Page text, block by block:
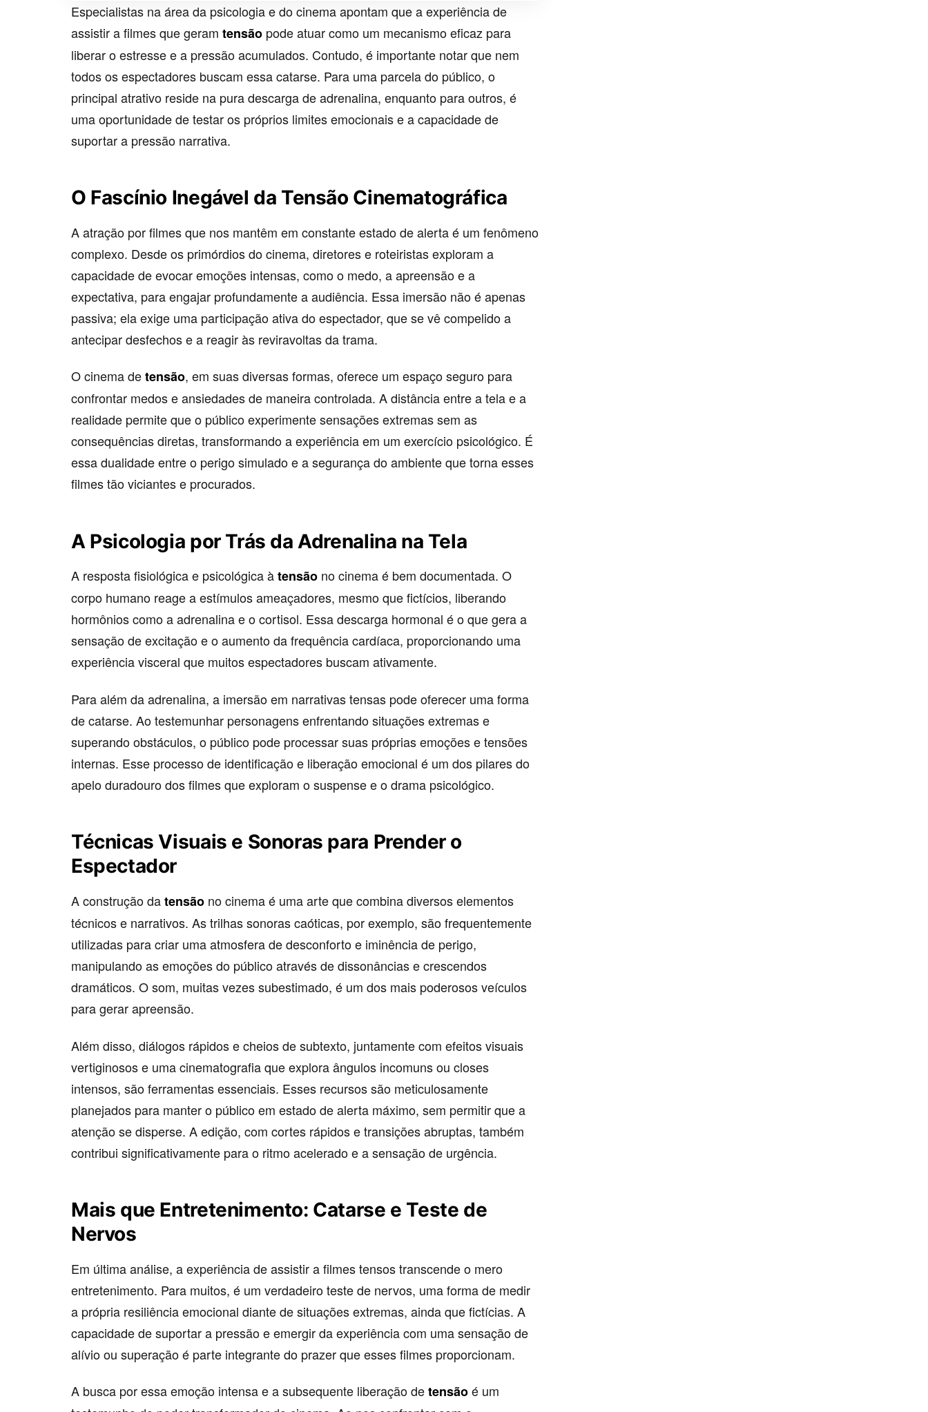
Especialistas na área da psicologia e do cinema apontam que a experiência de
assistir a filmes que geram tensão pode atuar como um mecanismo eficaz para
liberar o estresse e a pressão acumulados. Contudo, é importante notar que nem
todos os espectadores buscam essa catarse. Para uma parcela do público, o
principal atrativo reside na pura descarga de adrenalina, enquanto para outros, é
uma oportunidade de testar os próprios limites emocionais e a capacidade de
suportar a pressão narrativa.
O Fascínio Inegável da Tensão Cinematográfica
A atração por filmes que nos mantêm em constante estado de alerta é um fenômeno
complexo. Desde os primórdios do cinema, diretores e roteiristas exploram a
capacidade de evocar emoções intensas, como o medo, a apreensão e a
expectativa, para engajar profundamente a audiência. Essa imersão não é apenas
passiva; ela exige uma participação ativa do espectador, que se vê compelido a
antecipar desfechos e a reagir às reviravoltas da trama.
O cinema detensão, em suas diversas formas, oferece um espaço seguro para
confrontar medos e ansiedades de maneira controlada. A distância entre a tela e a
realidade permite que o público experimente sensações extremas sem as
consequências diretas, transformando a experiência em um exercício psicológico. É
essa dualidade entre o perigo simulado e a segurança do ambiente que torna esses
filmes tão viciantes e procurados.
A Psicologia por Trás da Adrenalina na Tela
A resposta fisiológica e psicológica àtensão no cinema é bem documentada. O
corpo humano reage a estímulos ameaçadores, mesmo que fictícios, liberando
hormônios como a adrenalina e o cortisol. Essa descarga hormonal é o que gera a
sensação de excitação e o aumento da frequência cardíaca, proporcionando uma
experiência visceral que muitos espectadores buscam ativamente.
Para além da adrenalina, a imersão em narrativas tensas pode oferecer uma forma
de catarse. Ao testemunhar personagens enfrentando situações extremas e
superando obstáculos, o público pode processar suas próprias emoções e tensões
internas. Esse processo de identificação e liberação emocional é um dos pilares do
apelo duradouro dos filmes que exploram o suspense e o drama psicológico.
Técnicas Visuais e Sonoras para Prender o
Espectador
A construção datensão no cinema é uma arte que combina diversos elementos
técnicos e narrativos. As trilhas sonoras caóticas, por exemplo, são frequentemente
utilizadas para criar uma atmosfera de desconforto e iminência de perigo,
manipulando as emoções do público através de dissonâncias e crescendos
dramáticos. O som, muitas vezes subestimado, é um dos mais poderosos veículos
para gerar apreensão.
Além disso, diálogos rápidos e cheios de subtexto, juntamente com efeitos visuais
vertiginosos e uma cinematografia que explora ângulos incomuns ou closes
intensos, são ferramentas essenciais. Esses recursos são meticulosamente
planejados para manter o público em estado de alerta máximo, sem permitir que a
atenção se disperse. A edição, com cortes rápidos e transições abruptas, também
contribui significativamente para o ritmo acelerado e a sensação de urgência.
Mais que Entretenimento: Catarse e Teste de
Nervos
Em última análise, a experiência de assistir a filmes tensos transcende o mero
entretenimento. Para muitos, é um verdadeiro teste de nervos, uma forma de medir
a própria resiliência emocional diante de situações extremas, ainda que fictícias. A
capacidade de suportar a pressão e emergir da experiência com uma sensação de
alívio ou superação é parte integrante do prazer que esses filmes proporcionam.
A busca por essa emoção intensa e a subsequente liberação detensãoé um